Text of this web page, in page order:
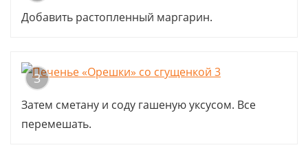
Добавить растопленный маргарин.
3
Затем сметану и соду гашеную уксусом. Все
перемешать.